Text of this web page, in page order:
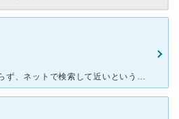
どの歯科医院が良いかわからず、ネットで検索して近いという理由で予約をしました。 東急東横線日吉駅からすぐの立地は嬉しいです。 駅ビルの２階です。 待合室も診察室も綺麗で清潔です。